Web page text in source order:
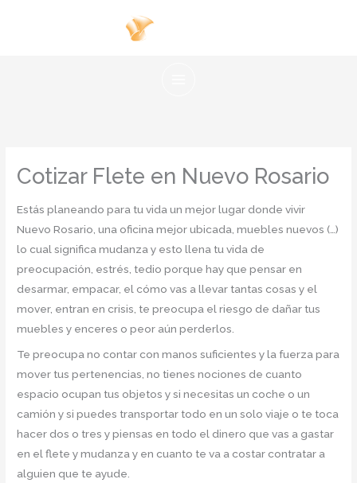
Cotizar Flete en Nuevo Rosario
Estás planeando para tu vida un mejor lugar donde vivir
Nuevo Rosario, una oficina mejor ubicada, muebles nuevos (…)
lo cual significa mudanza y esto llena tu vida de
preocupación, estrés, tedio porque hay que pensar en
desarmar, empacar, el cómo vas a llevar tantas cosas y el
mover, entran en crisis, te preocupa el riesgo de dañar tus
muebles y enceres o peor aún perderlos.
Te preocupa no contar con manos suficientes y la fuerza para
mover tus pertenencias, no tienes nociones de cuanto
espacio ocupan tus objetos y si necesitas un coche o un
camión y si puedes transportar todo en un solo viaje o te toca
hacer dos o tres y piensas en todo el dinero que vas a gastar
en el flete y mudanza y en cuanto te va a costar contratar a
alguien que te ayude.